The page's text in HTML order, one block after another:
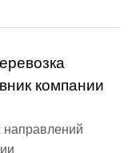
компании